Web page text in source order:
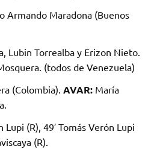
Armando Maradona (Buenos
Lubin Torrealba y Erizon Nieto.
(todos de Venezuela)
(Colombia). AVAR: María
Lupi (R), 49′ Tomás Verón Lupi
(R).